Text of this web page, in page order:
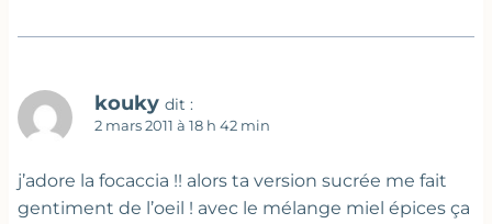
kouky dit :
2 mars 2011 à 18 h 42 min
j’adore la focaccia !! alors ta version sucrée me fait
gentiment de l’oeil ! avec le mélange miel épices ça